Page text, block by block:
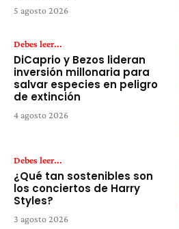
5 agosto 2026
Debes leer...
DiCaprio y Bezos lideran
inversión millonaria para
salvar especies en peligro
de extinción
4 agosto 2026
Debes leer...
¿Qué tan sostenibles son
los conciertos de Harry
Styles?
3 agosto 2026